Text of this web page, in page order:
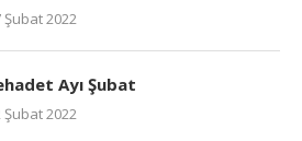
Şubat 2022
Ayı Şubat
Şubat 2022